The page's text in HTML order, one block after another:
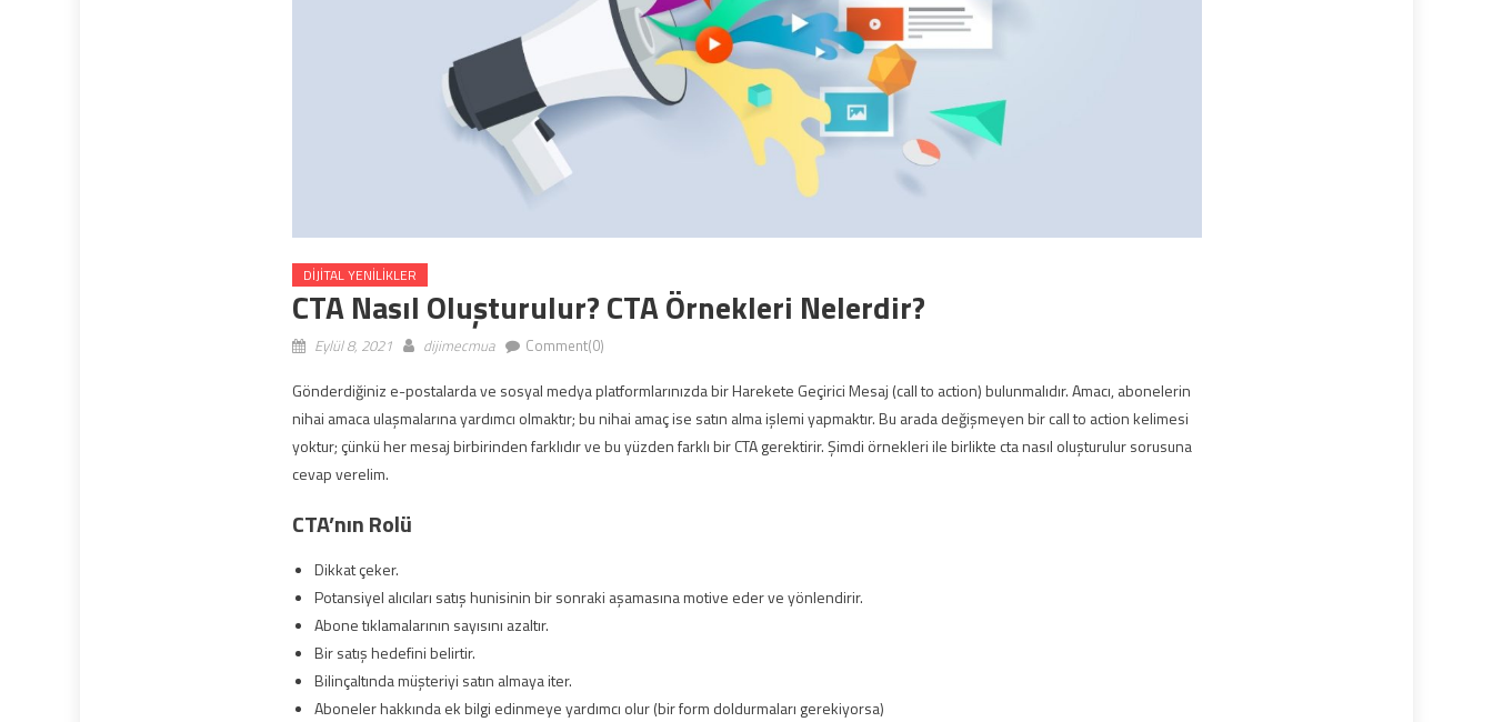
DIJITAL YENILIKLER
CTA Nasıl Oluşturulur? CTA Örnekleri Nelerdir?
Eylül 8, 2021 dijimecmua Comment(0)
Gönderdiğiniz e-postalarda ve sosyal medya platformlarınızda bir Harekete Geçirici Mesaj (call to action) bulunmalıdır. Amacı, abonelerin
nihai amaca ulaşmalarına yardımcı olmaktır; bu nihai amaç ise satın alma işlemi yapmaktır. Bu arada değişmeyen bir call to action kelimesi
yoktur; çünkü her mesaj birbirinden farklıdır ve bu yüzden farklı bir CTA gerektirir. Şimdi örnekleri ile birlikte cta nasıl oluşturulur sorusuna
cevap verelim.
CTA’nın Rolü
Dikkat çeker.
Potansiyel alıcıları satış hunisinin bir sonraki aşamasına motive eder ve yönlendirir.
Abone tıklamalarının sayısını azaltır.
Bir satış hedefini belirtir.
Bilinçaltında müşteriyi satın almaya iter.
Aboneler hakkında ek bilgi edinmeye yardımcı olur (bir form doldurmaları gerekiyorsa)